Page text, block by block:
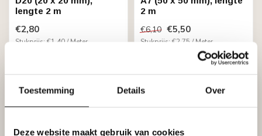
Toestemming Details Over
Deze website maakt gebruik van cookies
lengte 2 m
€2,80
Stukprijs: €1,40 / Meter
2 m
€6,10 €5,50
Stukprijs: €2,75 / Meter
Op voorraad (148)